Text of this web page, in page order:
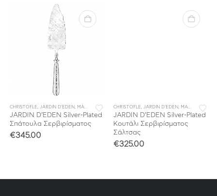
ΜΑΧΑΙΡΟΠΙΡΟΥΝΑ ,ΣΥΛΛΟΓΕΣ
CHRISTOFLE, JARDIN D'EDEN, ΜΑΧΑΙΡΟΠΙΡΟΥΝΑ ,ΜΕΜΟΝΩΜΕΝΑ ΜΑΧΑΙΡΟΠΙΡΟΥΝΑ ,
JARDIN D’EDEN Silver-Plated
Σπάτουλα Σερβιρίσματος
€345.00
CHRISTOFLE, JARDIN D'EDEN, ΜΑΧΑΙΡΟΠΙΡΟΥΝΑ
JARDIN D’EDEN Silver-Plated
Κουτάλι Σερβιρίσματος
Σάλτσας
€325.00